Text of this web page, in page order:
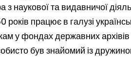
з наукової та видавничої
працює в галузі
у фондах державних архівів
був знайомий із